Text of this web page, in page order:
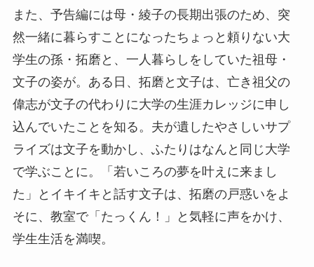
また、予告編には母・綾子の長期出張のため、突
然一緒に暮らすことになったちょっと頼りない大
学生の孫・拓磨と、一人暮らしをしていた祖母・
文子の姿が。ある日、拓磨と文子は、亡き祖父の
偉志が文子の代わりに大学の生涯カレッジに申し
込んでいたことを知る。夫が遺したやさしいサプ
ライズは文子を動かし、ふたりはなんと同じ大学
で学ぶことに。「若いころの夢を叶えに来まし
た」とイキイキと話す文子は、拓磨の戸惑いをよ
そに、教室で「たっくん！」と気軽に声をかけ、
学生生活を満喫。